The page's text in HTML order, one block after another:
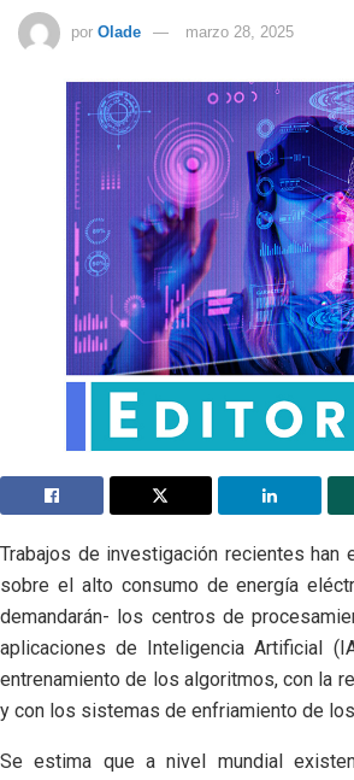
por Olade marzo 28, 2025
Trabajos de investigación recientes han
sobre el alto consumo de energía
demandarán- los centros de
aplicaciones de Inteligencia Artificial
entrenamiento de los algoritmos, con la
y con los sistemas de enfriamiento de
Se estima que a nivel mundial